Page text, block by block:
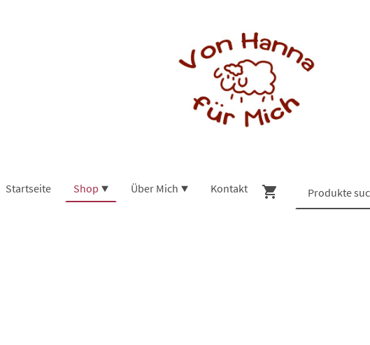
Startseite Shop Über Mich Kontakt